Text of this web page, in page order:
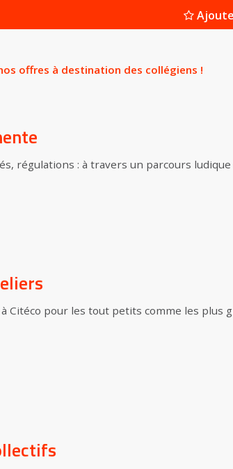
offres à destination des collégiens !
régulations : à travers un parcours
Citéco pour les tout petits comme les plus